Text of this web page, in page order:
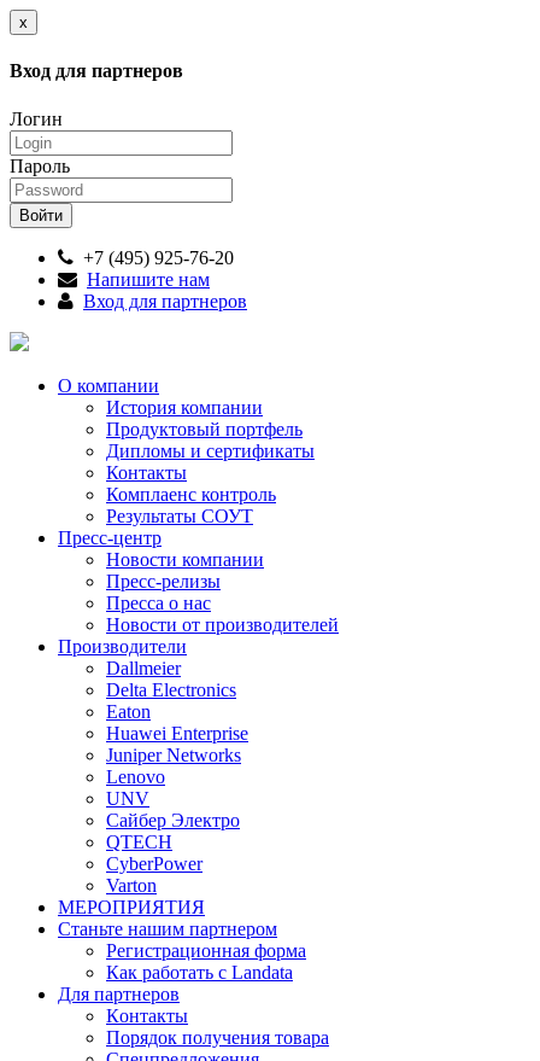
x
Вход для партнеров
Логин
Пароль
+7 (495) 925-76-20
Напишите нам
Вход для партнеров
О компании
История компании
Продуктовый портфель
Дипломы и сертификаты
Контакты
Комплаенс контроль
Результаты СОУТ
Пресс-центр
Новости компании
Пресс-релизы
Пресса о нас
Новости от производителей
Производители
Dallmeier
Delta Electronics
Eaton
Huawei Enterprise
Juniper Networks
Lenovo
UNV
Сайбер Электро
QTECH
CyberPower
Varton
МЕРОПРИЯТИЯ
Станьте нашим партнером
Регистрационная форма
Как работать с Landata
Для партнеров
Кoнтaкты
Порядок получения товара